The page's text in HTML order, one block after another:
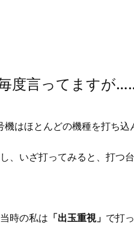
度言ってますが
機はほとんどの機種を打ち込
、いざ打ってみると、打つ
時の私は 「出玉重視」 で打